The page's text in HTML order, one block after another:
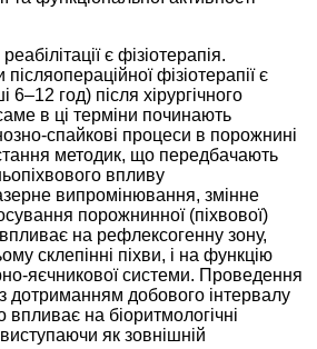
є фізіотерапія.
фізіотерапії є
6–12 год) після хірургічного
в ці терміни починають
спайкові процеси в порожнині
методик, що передбачають
впливу
випромінювання, змінне
порожнинної (піхвової)
на рефлексогенну зону,
склепінні піхви, і на функцію
яєчникової системи. Проведення
дотриманням добового інтервалу
на біоритмологічні
як зовнішній